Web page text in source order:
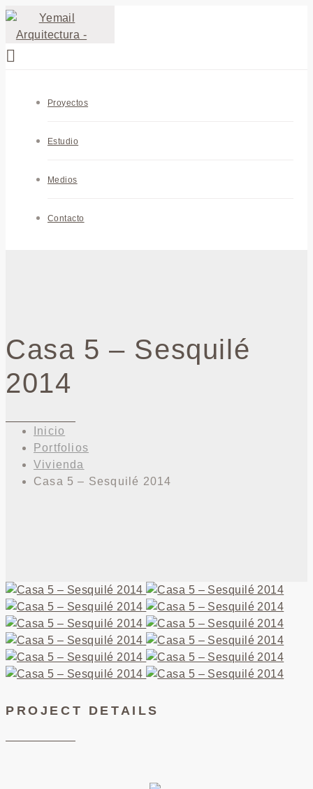
Proyectos
Estudio
Medios
Contacto
Casa 5 – Sesquilé
2014
Inicio
Portfolios
Vivienda
Casa 5 – Sesquilé 2014
PROJECT DETAILS